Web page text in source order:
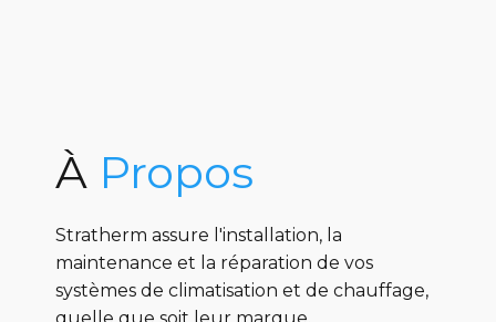
À Propos
Stratherm assure l'installation, la
maintenance et la réparation de vos
systèmes de climatisation et de chauffage,
quelle que soit leur marque.